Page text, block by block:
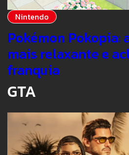
Nintendo
Pokémon Pokopia:
mais relaxante e
franquia
GTA